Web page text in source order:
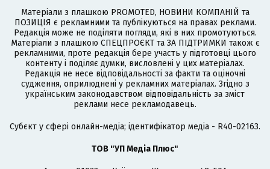
Матеріали з плашкою PROMOTED, НОВИНИ КОМПАНІЙ та
ПОЗИЦІЯ є рекламними та публікуються на правах реклами.
Редакція може не поділяти погляди, які в них промотуються.
Матеріали з плашкою СПЕЦПРОЄКТ та ЗА ПІДТРИМКИ також є
рекламними, проте редакція бере участь у підготовці цього
контенту і поділяє думки, висловлені у цих матеріалах.
Редакція не несе відповідальності за факти та оціночні
судження, оприлюднені у рекламних матеріалах. Згідно з
українським законодавством відповідальність за зміст
реклами несе рекламодавець.
Cубєкт у сфері онлайн-медіа; ідентифікатор медіа - R40-02163.
ТОВ "УП Медіа Плюс"